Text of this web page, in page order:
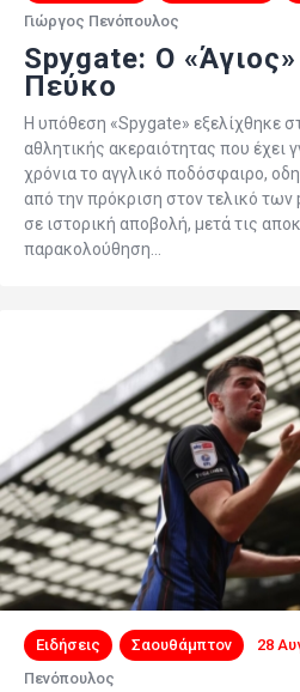
Γιώργος Πενόπουλος
Spygate: Ο
Πεύκο
Η υπόθεση «Spygate» εξελίχθηκε
αθλητικής ακεραιότητας που έχει
χρόνια το αγγλικό ποδόσφαιρο,
από την πρόκριση στον τελικό
σε ιστορική αποβολή, μετά τις
παρακολούθηση…
Ειδήσεις Σαουθάμπτον 28
Πενόπουλος